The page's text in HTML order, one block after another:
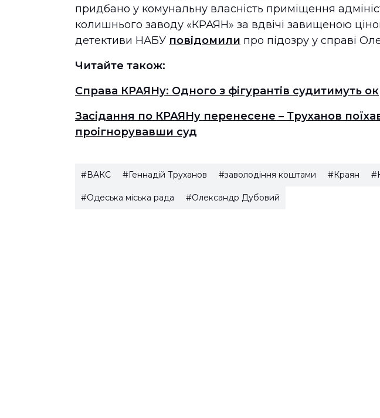
придбано у комунальну власність приміщення
колишнього заводу «КРАЯН» за вдвічі завищеною
детективи НАБУ повідомили про підозру у справі
Читайте також:
Справа КРАЯНу: Одного з фігурантів судитимуть
Засідання по КРАЯНу перенесене – Труханов
проігнорувавши суд
#ВАКС #Геннадій Труханов #заволодіння коштами #Краян
#Одеська міська рада #Олександр Дубовий